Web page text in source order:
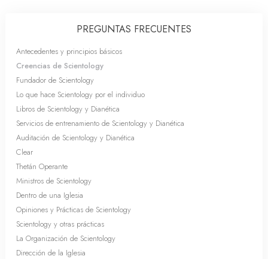
PREGUNTAS FRECUENTES
Antecedentes y principios básicos
Creencias de Scientology
Fundador de Scientology
Lo que hace Scientology por el individuo
Libros de Scientology y Dianética
Servicios de entrenamiento de Scientology y Dianética
Auditación de Scientology y Dianética
Clear
Thetán Operante
Ministros de Scientology
Dentro de una Iglesia
Opiniones y Prácticas de Scientology
Scientology y otras prácticas
La Organización de Scientology
Dirección de la Iglesia